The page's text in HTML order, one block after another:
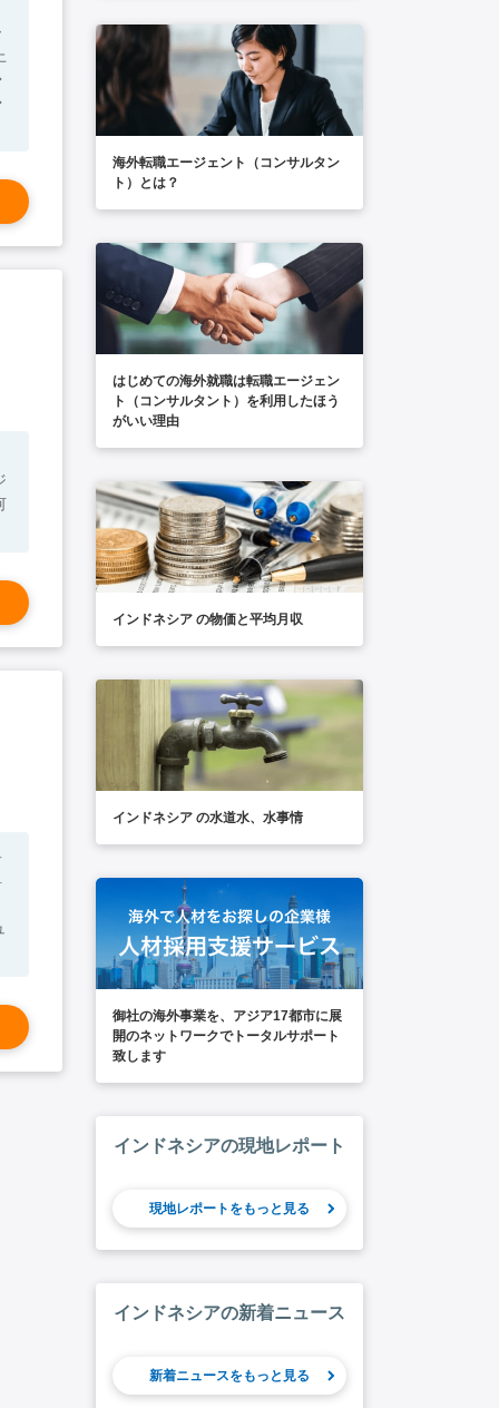
海外転職エージェント（コンサルタン
ト）とは？
はじめての海外就職は転職エージェン
ト（コンサルタント）を利用したほう
がいい理由
インドネシア の物価と平均月収
インドネシア の水道水、水事情
御社の海外事業を、アジア17都市に展
開のネットワークでトータルサポート
致します
インドネシアの現地レポート
現地レポートをもっと見る
インドネシアの新着ニュース
新着ニュースをもっと見る